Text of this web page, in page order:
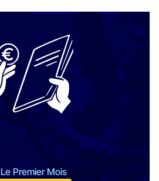
Premier Mois